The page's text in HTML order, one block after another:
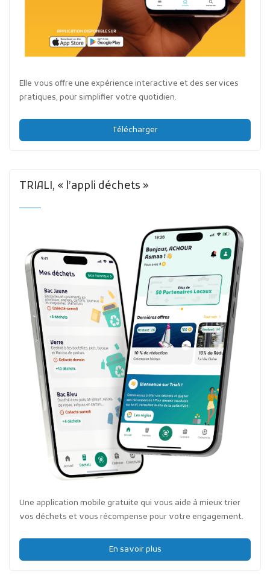
Elle vous offre une expérience interactive et des services
pratiques, pour simplifier votre quotidien.
Télécharger
TRIALI, « l’appli déchets »
Une application mobile gratuite qui vous aide à mieux trier
vos déchets et vous récompense pour votre engagement.
En savoir plus